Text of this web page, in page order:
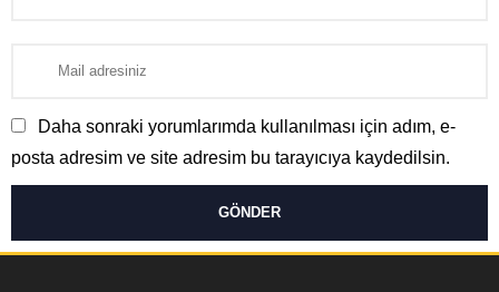
Daha sonraki yorumlarımda kullanılması için adım, e-
posta adresim ve site adresim bu tarayıcıya kaydedilsin.